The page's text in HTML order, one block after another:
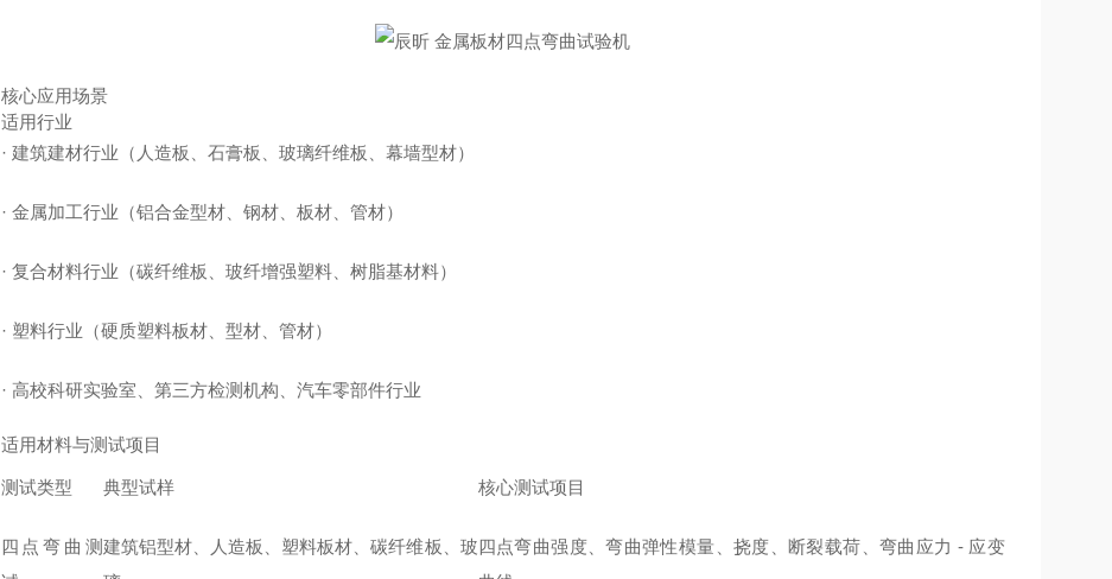
核心应用场景
适用行业
· 建筑建材行业（人造板、石膏板、玻璃纤维板、幕墙型材）
· 金属加工行业（铝合金型材、钢材、板材、管材）
· 复合材料行业（碳纤维板、玻纤增强塑料、树脂基材料）
· 塑料行业（硬质塑料板材、型材、管材）
· 高校科研实验室、第三方检测机构、汽车零部件行业
适用材料与测试项目
测试类型 典型试样 核心测试项目
四点弯曲测建筑铝型材、人造板、塑料板材、碳纤维板、玻四点弯曲强度、弯曲弹性模量、挠度、断裂载荷、弯曲应力 - 应变